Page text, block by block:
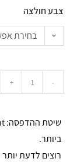
צבע חולצה
בחירת
-
+
ביותר.
רוצים לדעת